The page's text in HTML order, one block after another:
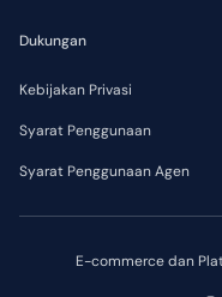
E-commerce dan
Dukungan
Kebijakan Privasi
Syarat Penggunaan
Syarat Penggunaan Agen